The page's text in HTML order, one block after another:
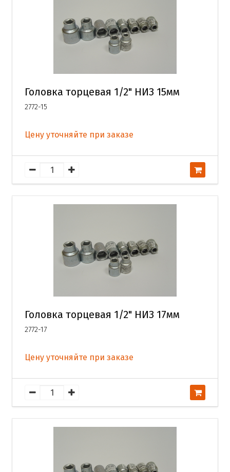
Головка торцевая 1/2" НИЗ 15мм
2772-15
Цену уточняйте при заказе
Головка торцевая 1/2" НИЗ 17мм
2772-17
Цену уточняйте при заказе